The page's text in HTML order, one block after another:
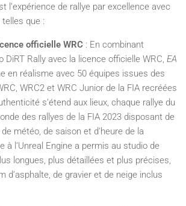
l’expérience de rallye par excellence avec
que :
officielle WRC : En combinant
DiRT Rally avec la licence officielle WRC, EA
en réalisme avec 50 équipes issues des
WRC2 et WRC Junior de la FIA recréées
s’étend aux lieux, chaque rallye du
des rallyes de la FIA 2023 disposant de
météo, de saison et d’heure de la
à l’Unreal Engine a permis au studio de
longues, plus détaillées et plus précises,
d’asphalte, de gravier et de neige inclus